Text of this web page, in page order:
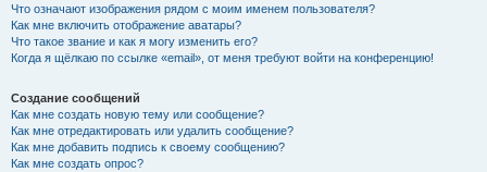
Что означают изображения рядом с моим именем пользователя?
Как мне включить отображение аватары?
Что такое звание и как я могу изменить его?
Когда я щёлкаю по ссылке «email», от меня требуют войти на конференцию!
Создание сообщений
Как мне создать новую тему или сообщение?
Как мне отредактировать или удалить сообщение?
Как мне добавить подпись к своему сообщению?
Как мне создать опрос?